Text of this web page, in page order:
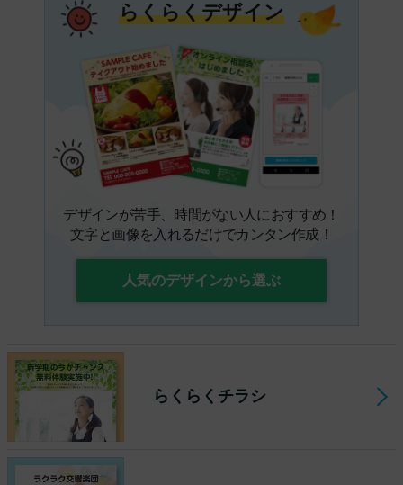
らくらくデザイン
デザインが苦手、時間がない人におすすめ！
文字と画像を入れるだけでカンタン作成！
人気のデザインから選ぶ
らくらくチラシ